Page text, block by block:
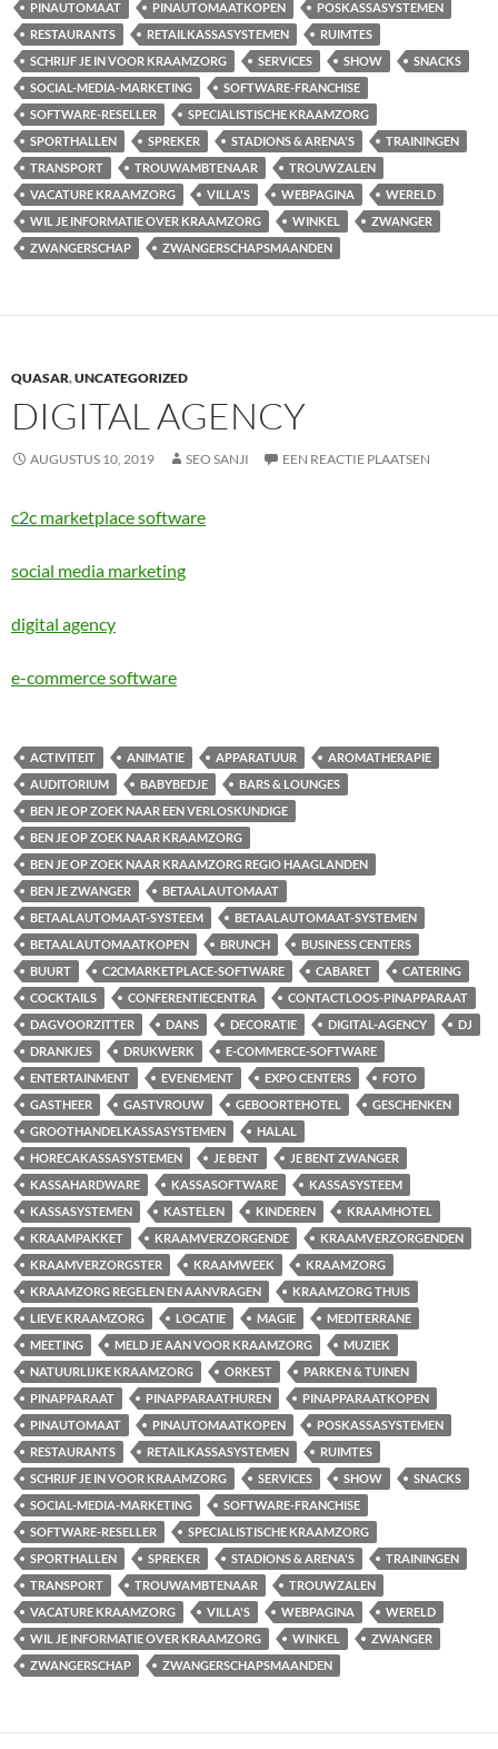
PINAUTOMAAT PINAUTOMAATKOPEN
POSKASSASYSTEMEN
RESTAURANTS
RETAILKASSASYSTEMEN
RUIMTES
SCHRIJF JE IN VOOR KRAAMZORG
SERVICES SHOW
SNACKS
SOCIAL-MEDIA-MARKETING
SOFTWARE-FRANCHISE
SOFTWARE-RESELLER
SPECIALISTISCHE KRAAMZORG
SPORTHALLEN
SPREKER STADIONS & ARENA'S
TRAININGEN
TRANSPORT
TROUWAMBTENAAR
TROUWZALEN
VACATURE KRAAMZORG
VILLA'S WEBPAGINA
WERELD
WIL JE INFORMATIE OVER KRAAMZORG
WINKEL
ZWANGER
ZWANGERSCHAP
ZWANGERSCHAPSMAANDEN
QUASAR,UNCATEGORIZED
DIGITAL AGENCY
AUGUSTUS 10, 2019 SEO SANJI EEN REACTIE PLAATSEN
c2c marketplace software
social media marketing
digital agency
e-commerce software
ACTIVITEIT ANIMATIE APPARATUUR
AROMATHERAPIE
AUDITORIUM
BABYBEDJE
BARS & LOUNGES
BEN JE OP ZOEK NAAR EEN VERLOSKUNDIGE
BEN JE OP ZOEK NAAR KRAAMZORG
BEN JE OP ZOEK NAAR KRAAMZORG REGIO HAAGLANDEN
BEN JE ZWANGER
BETAALAUTOMAAT
BETAALAUTOMAAT-SYSTEEM
BETAALAUTOMAAT-SYSTEMEN
BETAALAUTOMAATKOPEN
BRUNCH
BUSINESS CENTERS
BUURT
C2CMARKETPLACE-SOFTWARE CABARET
CATERING
COCKTAILS
CONFERENTIECENTRA
CONTACTLOOS-PINAPPARAAT
DAGVOORZITTER
DANS DECORATIE DIGITAL-AGENCY
DJ
DRANKJES
DRUKWERK
E-COMMERCE-SOFTWARE
ENTERTAINMENT
EVENEMENT EXPO CENTERS
FOTO
GASTHEER
GASTVROUW GEBOORTEHOTEL
GESCHENKEN
GROOTHANDELKASSASYSTEMEN
HALAL
HORECAKASSASYSTEMEN
JE BENT
JE BENT ZWANGER
KASSAHARDWARE
KASSASOFTWARE
KASSASYSTEEM
KASSASYSTEMEN
KASTELEN KINDEREN
KRAAMHOTEL
KRAAMPAKKET
KRAAMVERZORGENDE
KRAAMVERZORGENDEN
KRAAMVERZORGSTER
KRAAMWEEK
KRAAMZORG
KRAAMZORG REGELEN EN AANVRAGEN
KRAAMZORG THUIS
LIEVE KRAAMZORG
LOCATIE MAGIE
MEDITERRANE
MEETING
MELD JE AAN VOOR KRAAMZORG
MUZIEK
NATUURLIJKE KRAAMZORG
ORKEST
PARKEN & TUINEN
PINAPPARAAT
PINAPPARAATHUREN
PINAPPARAATKOPEN
PINAUTOMAAT
PINAUTOMAATKOPEN
POSKASSASYSTEMEN
RESTAURANTS
RETAILKASSASYSTEMEN
RUIMTES
SCHRIJF JE IN VOOR KRAAMZORG
SERVICES SHOW
SNACKS
SOCIAL-MEDIA-MARKETING
SOFTWARE-FRANCHISE
SOFTWARE-RESELLER
SPECIALISTISCHE KRAAMZORG
SPORTHALLEN
SPREKER STADIONS & ARENA'S
TRAININGEN
TRANSPORT
TROUWAMBTENAAR
TROUWZALEN
VACATURE KRAAMZORG
VILLA'S WEBPAGINA
WERELD
WIL JE INFORMATIE OVER KRAAMZORG
WINKEL
ZWANGER
ZWANGERSCHAP
ZWANGERSCHAPSMAANDEN